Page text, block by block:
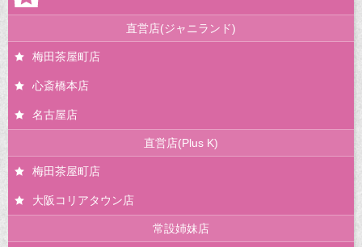
直営店(ジャニランド)
梅田茶屋町店
心斎橋本店
名古屋店
直営店(Plus K)
梅田茶屋町店
大阪コリアタウン店
常設姉妹店